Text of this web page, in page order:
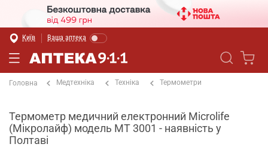
Київ Ваша аптека
Головна Медтехніка Техніка Термометри
Термометр медичний електронний Microlife
(Мікролайф) модель МТ 3001 - наявність у
Полтаві